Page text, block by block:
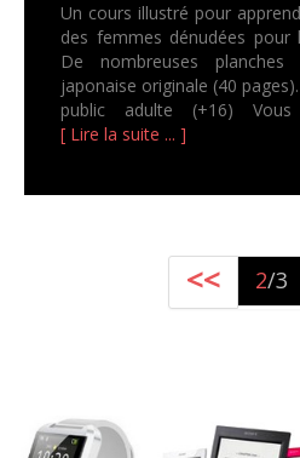
Un cours illustré pour
des femmes dénudées
De nombreuses
japonaise originale (40
public adulte (+16)
[ Lire la suite ... ]
<< 2/3